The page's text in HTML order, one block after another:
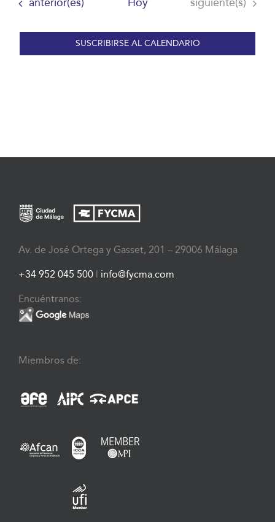
fecha.
anterior(es) Hoy siguiente(s)
SUSCRIBIRSE AL CALENDARIO
Av. de José Ortega y Gasset, 201 – 29006 Málaga
+34 952 045 500 | info@fycma.com
Encuéntranos:
Miembros de: